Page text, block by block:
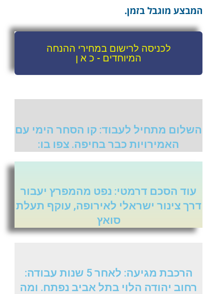
המבצע מוגבל בזמן.
לכניסה לרישום במחירי ההנחה
המיוחדים - כ א ן
השלום מתחיל לעבוד: קו הסחר הימי עם
האמירויות כבר בחיפה. צפו בו:
עוד הסכם דרמטי: נפט מהמפרץ יעבור
דרך צינור ישראלי לאירופה, עוקף תעלת
סואץ
הרכבת מגיעה: לאחר 5 שנות עבודה:
רחוב יהודה הלוי בתל אביב נפתח. ומה